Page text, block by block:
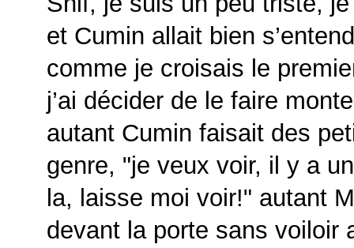
et Cumin allait bien
comme je croisais le
j’ai décider de le faire
autant Cumin faisait des
genre,
je veux voir, il y a
la, laisse moi voir!
autant
devant la porte sans voiloir